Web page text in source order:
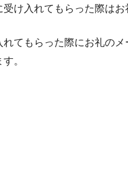
け入れてもらった際は
てもらった際にお礼の
。